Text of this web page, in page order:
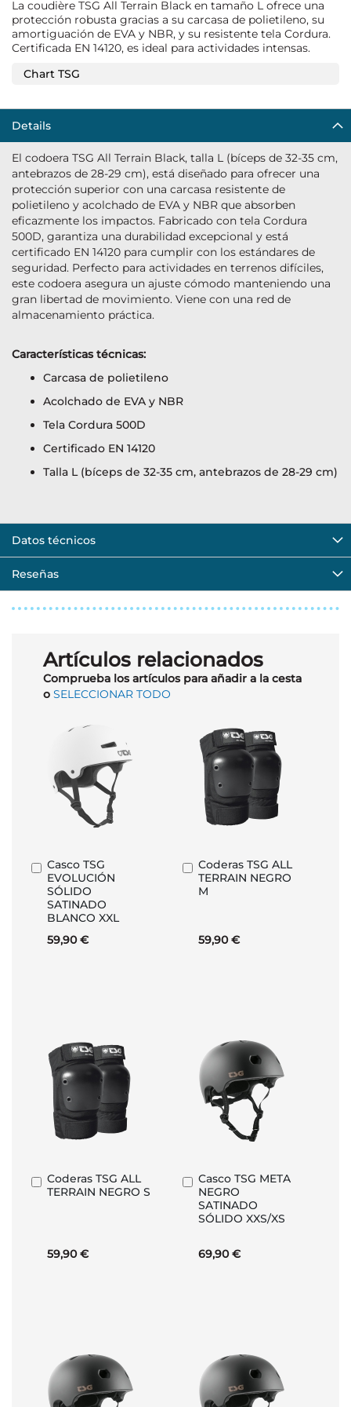
La coudière TSG All Terrain Black en tamaño L ofrece una
protección robusta gracias a su carcasa de polietileno, su
amortiguación de EVA y NBR, y su resistente tela Cordura.
Certificada EN 14120, es ideal para actividades intensas.
Chart TSG
Details
El codoera TSG All Terrain Black, talla L (bíceps de 32-35 cm,
antebrazos de 28-29 cm), está diseñado para ofrecer una
protección superior con una carcasa resistente de
polietileno y acolchado de EVA y NBR que absorben
eficazmente los impactos. Fabricado con tela Cordura
500D, garantiza una durabilidad excepcional y está
certificado EN 14120 para cumplir con los estándares de
seguridad. Perfecto para actividades en terrenos difíciles,
este codoera asegura un ajuste cómodo manteniendo una
gran libertad de movimiento. Viene con una red de
almacenamiento práctica.
Características técnicas:
Carcasa de polietileno
Acolchado de EVA y NBR
Tela Cordura 500D
Certificado EN 14120
Talla L (bíceps de 32-35 cm, antebrazos de 28-29 cm)
Datos técnicos
Reseñas
Artículos relacionados
Comprueba los artículos para añadir a la cesta
o SELECCIONAR TODO
Casco TSG
EVOLUCIÓN
SÓLIDO
SATINADO
BLANCO XXL
59,90 €
Añadir
al
carrito
Coderas TSG ALL
TERRAIN NEGRO
M
59,90 €
Añadir
al
carrito
Coderas TSG ALL
TERRAIN NEGRO S
59,90 €
Añadir
al
Casco TSG META
NEGRO
SATINADO
SÓLIDO XXS/XS
69,90 €
Añadir
al
carrito